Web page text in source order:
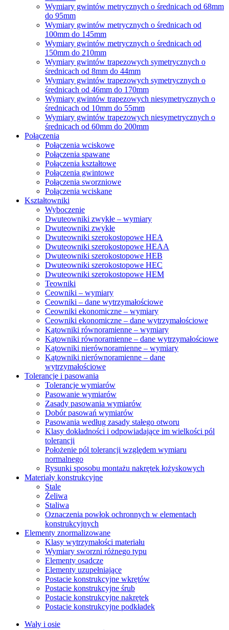
Wymiary gwintów metrycznych o średnicach od 68mm
do 95mm
Wymiary gwintów metrycznych o średnicach od
100mm do 145mm
Wymiary gwintów metrycznych o średnicach od
150mm do 210mm
Wymiary gwintów trapezowych symetrycznych o
średnicach od 8mm do 44mm
Wymiary gwintów trapezowych symetrycznych o
średnicach od 46mm do 170mm
Wymiary gwintów trapezowych niesymetrycznych o
średnicach od 10mm do 55mm
Wymiary gwintów trapezowych niesymetrycznych o
średnicach od 60mm do 200mm
Połączenia
Połączenia wciskowe
Połączenia spawane
Połączenia kształtowe
Połączenia gwintowe
Połączenia sworzniowe
Połączenia wciskane
Kształtowniki
Wyboczenie
Dwuteowniki zwykłe – wymiary
Dwuteowniki zwykłe
Dwuteowniki szerokostopowe HEA
Dwuteowniki szerokostopowe HEAA
Dwuteowniki szerokostopowe HEB
Dwuteowniki szerokostopowe HEC
Dwuteowniki szerokostopowe HEM
Teowniki
Ceowniki – wymiary
Ceowniki – dane wytrzymałościowe
Ceowniki ekonomiczne – wymiary
Ceowniki ekonomiczne – dane wytrzymałościowe
Kątowniki równoramienne – wymiary
Kątowniki równoramienne – dane wytrzymałościowe
Kątowniki nierównoramienne – wymiary
Kątowniki nierównoramienne – dane
wytrzymałościowe
Tolerancje i pasowania
Tolerancje wymiarów
Pasowanie wymiarów
Zasady pasowania wymiarów
Dobór pasowań wymiarów
Pasowania według zasady stałego otworu
Klasy dokładności i odpowiadające im wielkości pól
tolerancji
Położenie pól tolerancji względem wymiaru
normalnego
Rysunki sposobu montażu nakrętek łożyskowych
Materiały konstrukcyjne
Stale
Żeliwa
Staliwa
Oznaczenia powłok ochronnych w elementach
konstrukcyjnych
Elementy znormalizowane
Klasy wytrzymałości materiału
Wymiary sworzni różnego typu
Elementy osadcze
Elementy uzupełniające
Postacie konstrukcyjne wkrętów
Postacie konstrukcyjne śrub
Postacie konstrukcyjne nakrętek
Postacie konstrukcyjne podkładek
Wały i osie